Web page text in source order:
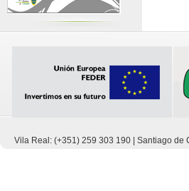
Vila Real: (+351) 259 303 190 | Santiago